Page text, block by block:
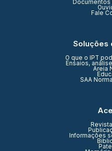
Fale
Soluções
O que o IPT
Ensaios,
Areia
SAA
Informações